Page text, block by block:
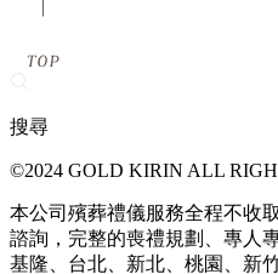
搜尋
©2024 GOLD KIRIN ALL
本公司殯葬禮儀服務全程不收
諮詢，完整的喪禮規劃、專人
基隆、台北、新北、桃園、新